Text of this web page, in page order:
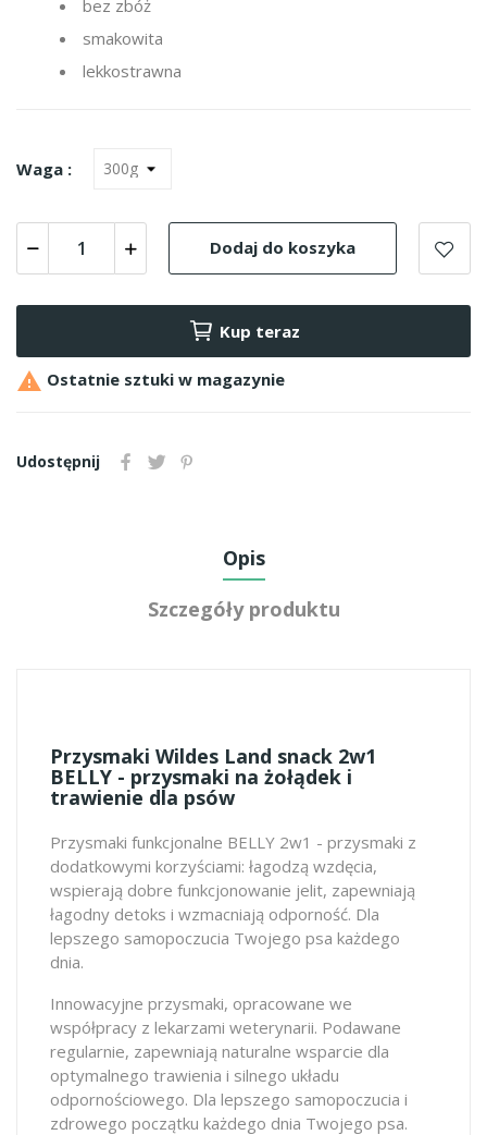
bez zbóż
smakowita
lekkostrawna
Waga :
Dodaj do koszyka
Kup teraz
 Ostatnie sztuki w magazynie
Udostępnij
Opis
Szczegóły produktu
Przysmaki Wildes Land snack 2w1
BELLY - przysmaki na żołądek i
trawienie dla psów
Przysmaki funkcjonalne BELLY 2w1 - przysmaki z
dodatkowymi korzyściami: łagodzą wzdęcia,
wspierają dobre funkcjonowanie jelit, zapewniają
łagodny detoks i wzmacniają odporność. Dla
lepszego samopoczucia Twojego psa każdego
dnia.
Innowacyjne przysmaki, opracowane we
współpracy z lekarzami weterynarii. Podawane
regularnie, zapewniają naturalne wsparcie dla
optymalnego trawienia i silnego układu
odpornościowego. Dla lepszego samopoczucia i
zdrowego początku każdego dnia Twojego psa.